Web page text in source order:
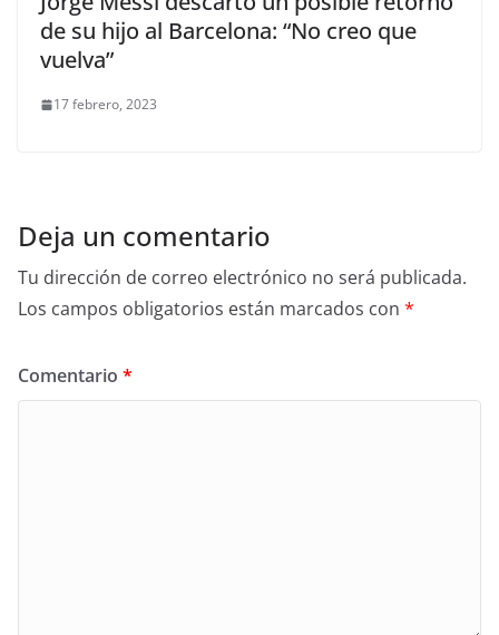
de su hijo al Barcelona: “No creo que
vuelva”
17 febrero, 2023
Deja un comentario
Tu dirección de correo electrónico no será publicada.
Los campos obligatorios están marcados con *
Comentario *